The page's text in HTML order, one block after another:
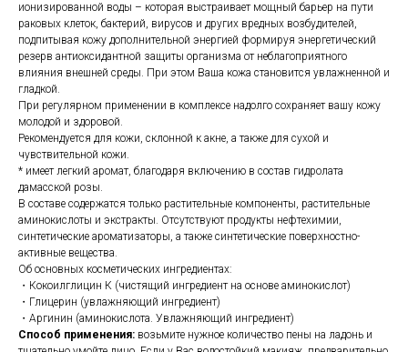
ионизированной воды – которая выстраивает мощный барьер на пути
раковых клеток, бактерий, вирусов и других вредных возбудителей,
подпитывая кожу дополнительной энергией формируя энергетический
резерв антиоксидантной защиты организма от неблагоприятного
влияния внешней среды. При этом Ваша кожа становится увлажненной и
гладкой.
При регулярном применении в комплексе надолго сохраняет вашу кожу
молодой и здоровой.
Рекомендуется для кожи, склонной к акне, а также для сухой и
чувствительной кожи.
* имеет легкий аромат, благодаря включению в состав гидролата
дамасской розы.
В составе содержатся только растительные компоненты, растительные
аминокислоты и экстракты. Отсутствуют продукты нефтехимии,
синтетические ароматизаторы, а также синтетические поверхностно-
активные вещества.
Об основных косметических ингредиентах:
・Кокоилглицин К (чистящий ингредиент на основе аминокислот)
・Глицерин (увлажняющий ингредиент)
・Аргинин (аминокислота. Увлажняющий ингредиент)
Способ применения: возьмите нужное количество пены на ладонь и